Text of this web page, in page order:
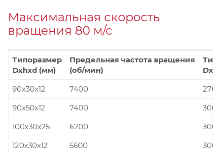
Максимальная скорость
вращения 80 м/с
Типоразмер
Dxhxd (мм)
Предельная частота вращения
(об/мин)
90x30x12
7400
90x50x12
7400
100x30x25
6700
120x30x12
5600